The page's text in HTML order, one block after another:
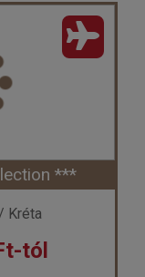
****
Hotel ****
Ft-tól
***
Kréta
tól